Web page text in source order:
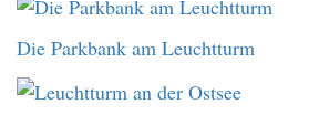
Die Parkbank am Leuchtturm